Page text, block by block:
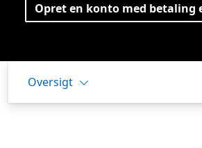
Opret en konto med betaling
Oversigt